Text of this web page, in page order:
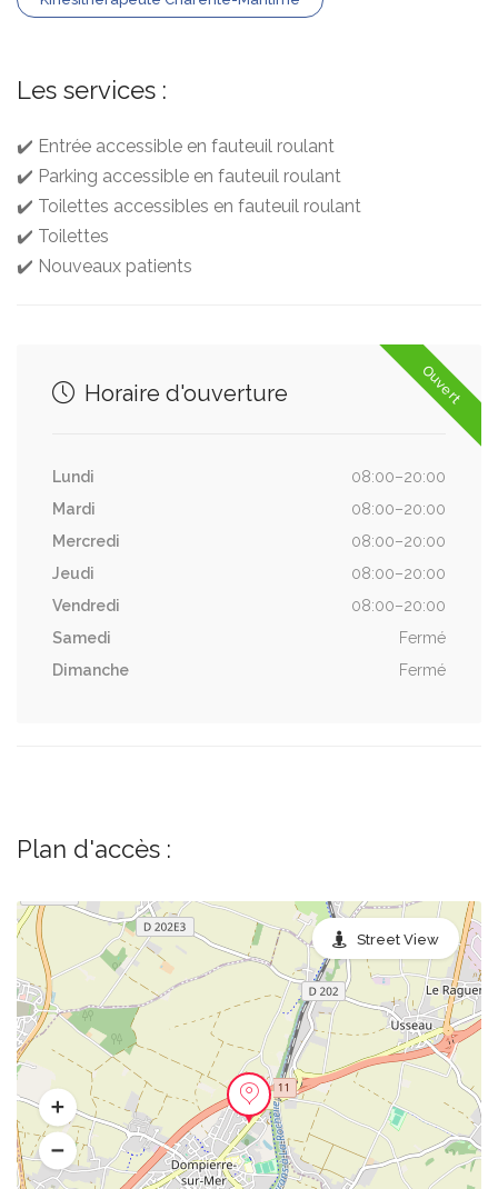
Les services :
✔️ Entrée accessible en fauteuil roulant
✔️ Parking accessible en fauteuil roulant
✔️ Toilettes accessibles en fauteuil roulant
✔️ Toilettes
✔️ Nouveaux patients
Ouvert
Horaire d'ouverture
Lundi
08:00–20:00
Mardi
08:00–20:00
Mercredi
08:00–20:00
Jeudi
08:00–20:00
Vendredi
08:00–20:00
Samedi
Fermé
Dimanche
Fermé
Plan d'accès :
Street View